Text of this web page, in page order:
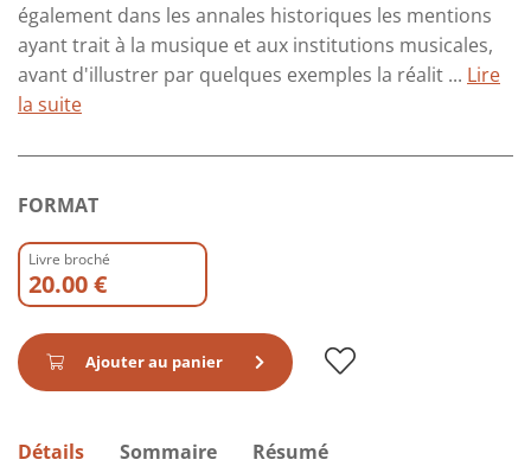
également dans les annales historiques les mentions
ayant trait à la musique et aux institutions musicales,
avant d'illustrer par quelques exemples la réalit ... Lire
la suite
FORMAT
Livre broché
20.00 €
Ajouter au panier
Détails Sommaire Résumé